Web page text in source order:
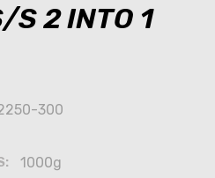
2 INTO 1
300
1000g